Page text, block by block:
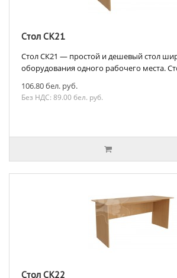
Стол СК21
Стол СК21 — простой и дешевый стол
оборудования одного рабочего места.
106.80 бел. руб.
Без НДС: 89.00 бел. руб.
Стол СК22